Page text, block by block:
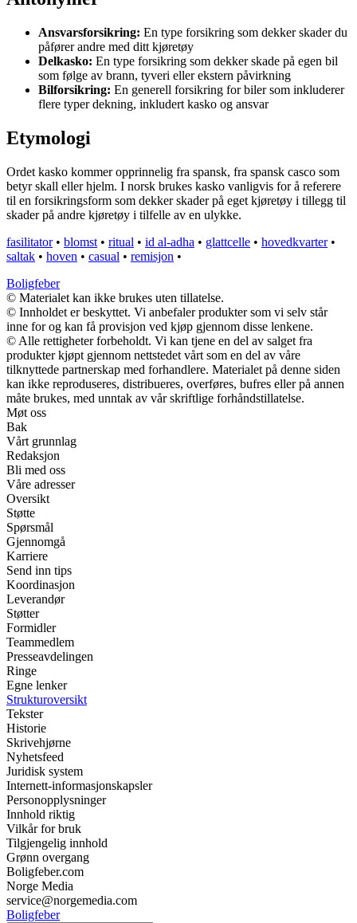
Ansvarsforsikring: En type forsikring som dekker skader du
påfører andre med ditt kjøretøy
Delkasko: En type forsikring som dekker skade på egen bil
som følge av brann, tyveri eller ekstern påvirkning
Bilforsikring: En generell forsikring for biler som inkluderer
flere typer dekning, inkludert kasko og ansvar
Etymologi
Ordet kasko kommer opprinnelig fra spansk, fra spansk casco som
betyr skall eller hjelm. I norsk brukes kasko vanligvis for å referere
til en forsikringsform som dekker skader på eget kjøretøy i tillegg til
skader på andre kjøretøy i tilfelle av en ulykke.
fasilitator• blomst • ritual • id al-adha • glattcelle • hovedkvarter•
saltak • hoven • casual • remisjon •
Boligfeber
© Materialet kan ikke brukes uten tillatelse.
© Innholdet er beskyttet. Vi anbefaler produkter som vi selv står
inne for og kan få provisjon ved kjøp gjennom disse lenkene.
© Alle rettigheter forbeholdt. Vi kan tjene en del av salget fra
produkter kjøpt gjennom nettstedet vårt som en del av våre
tilknyttede partnerskap med forhandlere. Materialet på denne siden
kan ikke reproduseres, distribueres, overføres, bufres eller på annen
måte brukes, med unntak av vår skriftlige forhåndstillatelse.
Møt oss
Bak
Vårt grunnlag
Redaksjon
Bli med oss
Våre adresser
Oversikt
Støtte
Spørsmål
Gjennomgå
Karriere
Send inn tips
Koordinasjon
Leverandør
Støtter
Formidler
Teammedlem
Presseavdelingen
Ringe
Egne lenker
Strukturoversikt
Tekster
Historie
Skrivehjørne
Nyhetsfeed
Juridisk system
Internett-informasjonskapsler
Personopplysninger
Innhold riktig
Vilkår for bruk
Tilgjengelig innhold
Grønn overgang
Boligfeber.com
Norge Media
service@norgemedia.com
Boligfeber